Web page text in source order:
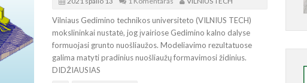
Vilniaus Gedimino technikos universiteto (VILNIUS TECH)
mokslininkai nustatė, jog įvairiose Gedimino kalno dalyse
formuojasi grunto nuošliaužos. Modeliavimo rezultatuose
galima matyti pradinius nuošliaužų formavimosi židinius.
DIDŽIAUSIAS